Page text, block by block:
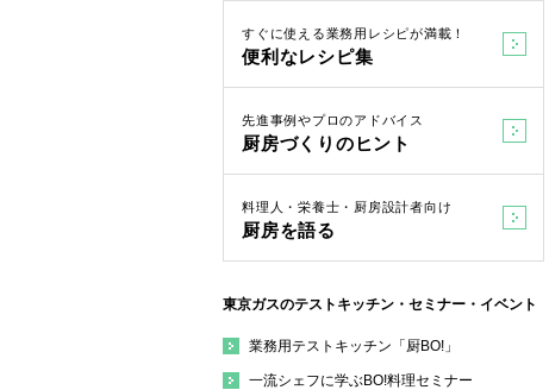
すぐに使える業務用レシピが満載！
便利なレシピ集
先進事例やプロのアドバイス
厨房づくりのヒント
料理人・栄養士・厨房設計者向け
厨房を語る
東京ガスのテストキッチン・セミナー・イベント
業務用テストキッチン「厨BO!」
一流シェフに学ぶBO!料理セミナー